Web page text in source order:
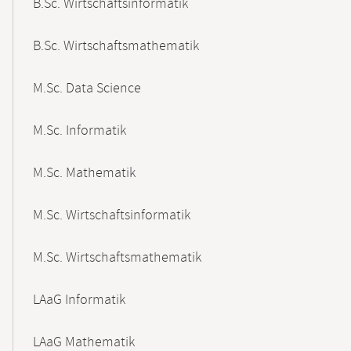
B.Sc. Wirtschaftsinformatik
B.Sc. Wirtschaftsmathematik
M.Sc. Data Science
M.Sc. Informatik
M.Sc. Mathematik
M.Sc. Wirtschaftsinformatik
M.Sc. Wirtschaftsmathematik
LAaG Informatik
LAaG Mathematik